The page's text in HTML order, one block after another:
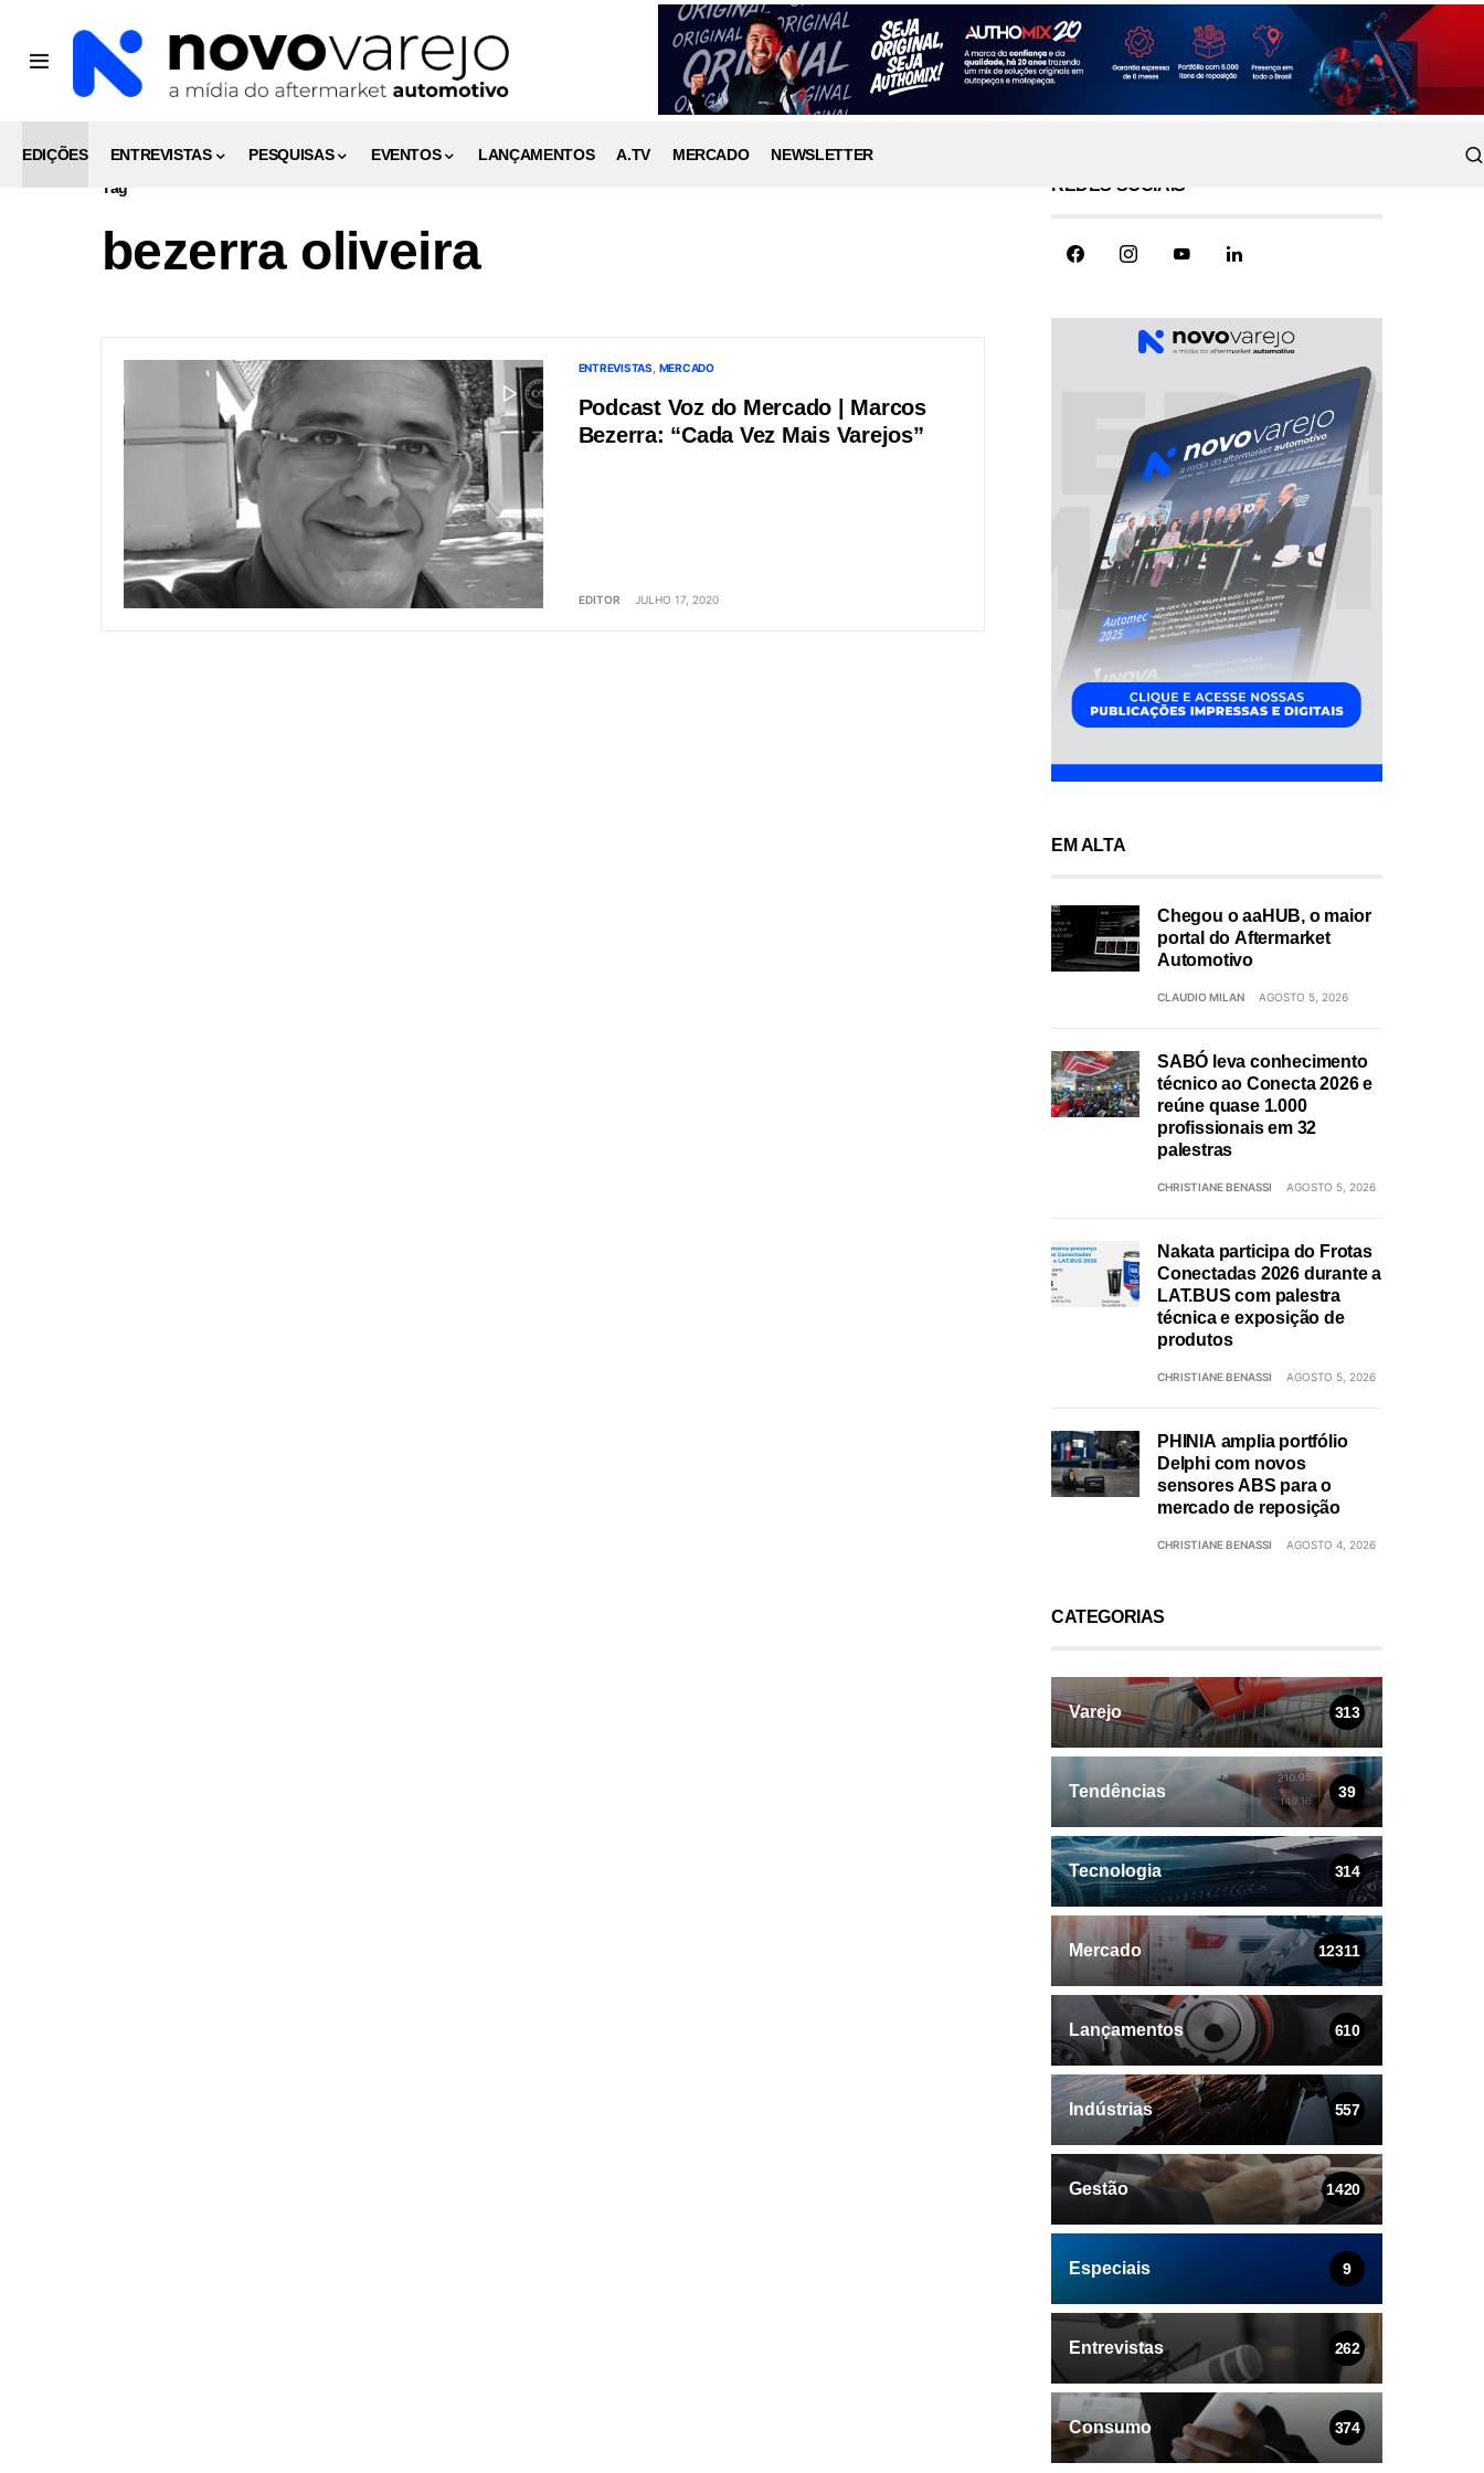
EDIÇÕES ENTREVISTAS PESQUISAS EVENTOS LANÇAMENTOS A.TV MERCADO
NEWSLETTER
Tag
bezerra oliveira
ENTREVISTAS MERCADO
Podcast Voz do Mercado | Marcos
Bezerra: “Cada Vez Mais Varejos”
EDITOR JULHO 17, 2020
REDES SOCIAIS
EM ALTA
Chegou o aaHUB, o maior
portal do Aftermarket
Automotivo
CLAUDIO MILAN AGOSTO 5, 2026
SABÓ leva conhecimento
técnico ao Conecta 2026 e
reúne quase 1.000
profissionais em 32
palestras
CHRISTIANE BENASSI AGOSTO 5, 2026
Nakata participa do Frotas
Conectadas 2026 durante a
LAT.BUS com palestra
técnica e exposição de
produtos
CHRISTIANE BENASSI AGOSTO 5, 2026
PHINIA amplia portfólio
Delphi com novos
sensores ABS para o
mercado de reposição
CHRISTIANE BENASSI AGOSTO 4, 2026
CATEGORIAS
Varejo 313
Tendências 39
Tecnologia 314
Mercado 12311
Lançamentos 610
Indústrias 557
Gestão 1420
Especiais 9
Entrevistas 262
Consumo 374